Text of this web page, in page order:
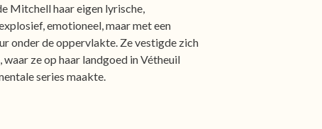
Mitchell haar eigen lyrische,
emotioneel, maar met een
onder de oppervlakte. Ze vestigde zich
ze op haar landgoed in Vétheuil
series maakte.